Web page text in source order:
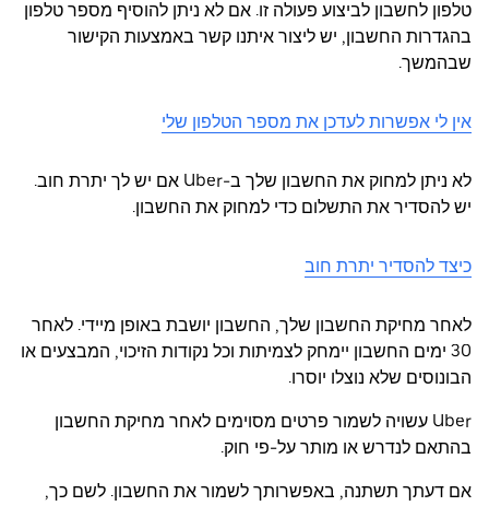
טלפון לחשבון לביצוע פעולה זו. אם לא ניתן להוסיף מספר טלפון
בהגדרות החשבון, יש ליצור איתנו קשר באמצעות הקישור
שבהמשך.
אין לי אפשרות לעדכן את מספר הטלפון שלי
לא ניתן למחוק את החשבון שלך ב-Uber אם יש לך יתרת חוב.
יש להסדיר את התשלום כדי למחוק את החשבון.
כיצד להסדיר יתרת חוב
לאחר מחיקת החשבון שלך, החשבון יושבת באופן מיידי. לאחר
30 ימים החשבון יימחק לצמיתות וכל נקודות הזיכוי, המבצעים או
הבונוסים שלא נוצלו יוסרו.
Uber עשויה לשמור פרטים מסוימים לאחר מחיקת החשבון
בהתאם לנדרש או מותר על-פי חוק.
אם דעתך תשתנה, באפשרותך לשמור את החשבון. לשם כך,